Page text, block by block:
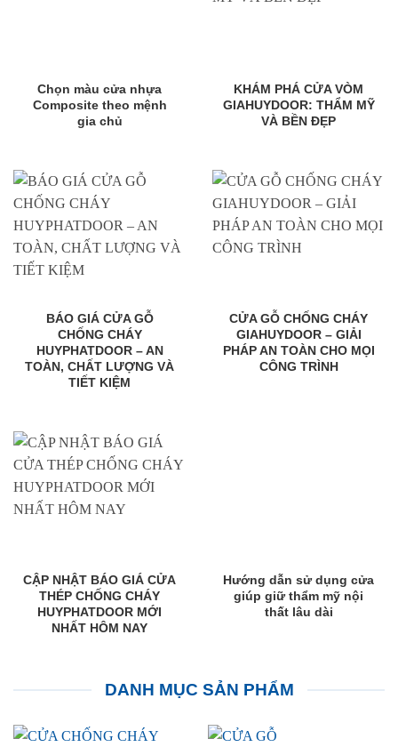
Chọn màu cửa nhựa
Composite theo mệnh
gia chủ
KHÁM PHÁ CỬA VÒM
GIAHUYDOOR: THẨM MỸ
VÀ BỀN ĐẸP
BÁO GIÁ CỬA GỖ
CHỐNG CHÁY
HUYPHATDOOR – AN
TOÀN, CHẤT LƯỢNG VÀ
TIẾT KIỆM
CỬA GỖ CHỐNG CHÁY
GIAHUYDOOR – GIẢI
PHÁP AN TOÀN CHO MỌI
CÔNG TRÌNH
CẬP NHẬT BÁO GIÁ CỬA
THÉP CHỐNG CHÁY
HUYPHATDOOR MỚI
NHẤT HÔM NAY
Hướng dẫn sử dụng cửa
giúp giữ thẩm mỹ nội
thất lâu dài
DANH MỤC SẢN PHẨM